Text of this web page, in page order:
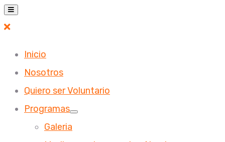
Inicio
Nosotros
Quiero ser Voluntario
Programas
Galeria